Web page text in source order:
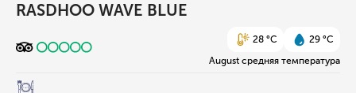
RASDHOO WAVE BLUE
28 °C
29 °C
August средняя температура